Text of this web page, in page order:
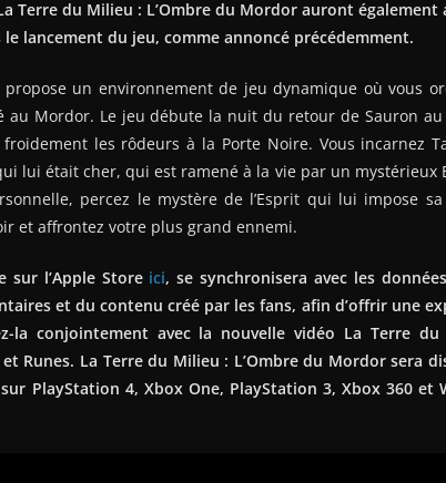
Terre du Milieu : L’Ombre du Mordor auront également
lancement du jeu, comme annoncé précédemment.
un environnement de jeu dynamique où vous
au Mordor. Le jeu débute la nuit du retour de Sauron
les rôdeurs à la Porte Noire. Vous incarnez
lui était cher, qui est ramené à la vie par un mystérieux
percez le mystère de l’Esprit qui lui impose sa
et affrontez votre plus grand ennemi.
sur l’Apple Store ici, se synchronisera avec les
et du contenu créé par les fans, afin d’offrir une
la conjointement avec la nouvelle vidéo La Terre
Runes. La Terre du Milieu : L’Ombre du Mordor sera
PlayStation 4, Xbox One, PlayStation 3, Xbox 360 et